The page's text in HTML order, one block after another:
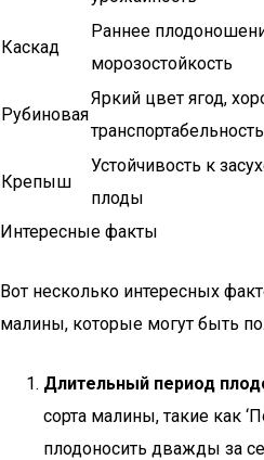
Каскад
Раннее
морозостойкость
Рубиновая
Яркий цвет ягод,
транспортабельность
Крепыш
Устойчивость к
плоды
Интересные факты
Вот несколько интересных
малины, которые могут быть
Длительный период
сорта малины, такие как
плодоносить дважды за